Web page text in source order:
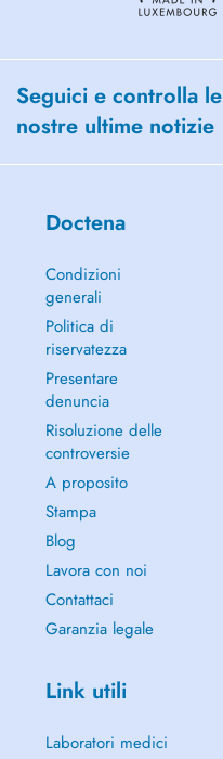
Seguici e controlla le
nostre ultime notizie
Doctena
Condizioni
generali
Politica di
riservatezza
Presentare
denuncia
Risoluzione delle
controversie
A proposito
Stampa
Blog
Lavora con noi
Contattaci
Garanzia legale
Link utili
Laboratori medici